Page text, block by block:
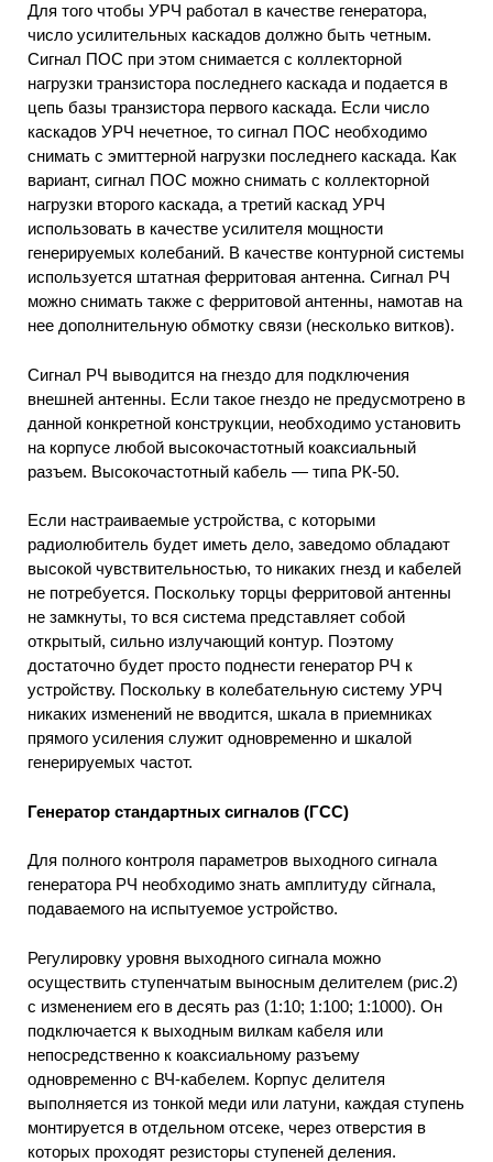
Для того чтобы УРЧ работал в качестве генератора,
число усилительных каскадов должно быть четным.
Сигнал ПОС при этом снимается с коллекторной
нагрузки транзистора последнего каскада и подается в
цепь базы транзистора первого каскада. Если число
каскадов УРЧ нечетное, то сигнал ПОС необходимо
снимать с эмиттерной нагрузки последнего каскада. Как
вариант, сигнал ПОС можно снимать с коллекторной
нагрузки второго каскада, а третий каскад УРЧ
использовать в качестве усилителя мощности
генерируемых колебаний. В качестве контурной системы
используется штатная ферритовая антенна. Сигнал РЧ
можно снимать также с ферритовой антенны, намотав на
нее дополнительную обмотку связи (несколько витков).
Сигнал РЧ выводится на гнездо для подключения
внешней антенны. Если такое гнездо не предусмотрено в
данной конкретной конструкции, необходимо установить
на корпусе любой высокочастотный коаксиальный
разъем. Высокочастотный кабель — типа РК-50.
Если настраиваемые устройства, с которыми
радиолюбитель будет иметь дело, заведомо обладают
высокой чувствительностью, то никаких гнезд и кабелей
не потребуется. Поскольку торцы ферритовой антенны
не замкнуты, то вся система представляет собой
открытый, сильно излучающий контур. Поэтому
достаточно будет просто поднести генератор РЧ к
устройству. Поскольку в колебательную систему УРЧ
никаких изменений не вводится, шкала в приемниках
прямого усиления служит одновременно и шкалой
генерируемых частот.
Генератор стандартных сигналов (ГСС)
Для полного контроля параметров выходного сигнала
генератора РЧ необходимо знать амплитуду сйгнала,
подаваемого на испытуемое устройство.
Регулировку уровня выходного сигнала можно
осуществить ступенчатым выносным делителем (рис.2)
с изменением его в десять раз (1:10; 1:100; 1:1000). Он
подключается к выходным вилкам кабеля или
непосредственно к коаксиальному разъему
одновременно с ВЧ-кабелем. Корпус делителя
выполняется из тонкой меди или латуни, каждая ступень
монтируется в отдельном отсеке, через отверстия в
которых проходят резисторы ступеней деления.